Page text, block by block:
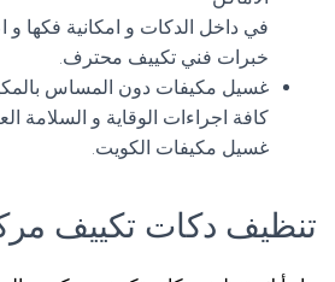
في داخل الدكات و امكانية فكها و
خبرات فني تكييف محترف.
غسيل مكيفات دون المساس
كافة اجراءات الوقاية و السلامة
غسيل مكيفات الكويت.
تنظيف دكات تكييف